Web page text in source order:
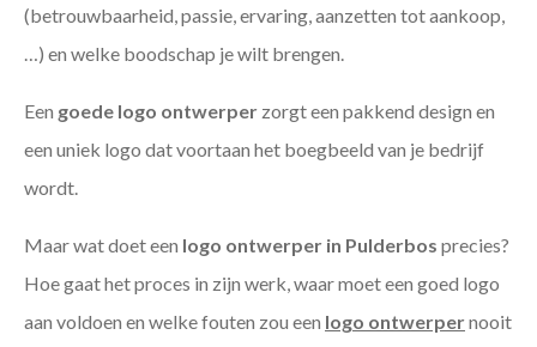
(betrouwbaarheid, passie, ervaring, aanzetten tot aankoop,
…) en welke boodschap je wilt brengen.
Een goede logo ontwerper zorgt een pakkend design en
een uniek logo dat voortaan het boegbeeld van je bedrijf
wordt.
Maar wat doet een logo ontwerper in Pulderbos precies?
Hoe gaat het proces in zijn werk, waar moet een goed logo
aan voldoen en welke fouten zou een logo ontwerpernooit